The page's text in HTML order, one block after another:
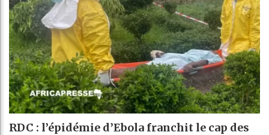
RDC : l’épidémie d’Ebola franchit le cap des